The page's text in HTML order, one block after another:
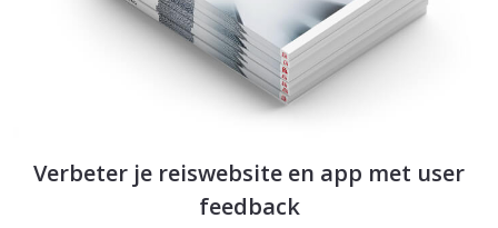
Verbeter je reiswebsite en app met user
feedback